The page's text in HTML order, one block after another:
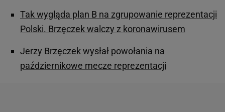
Tak wygląda plan B na zgrupowanie reprezentacji
Polski. Brzęczek walczy z koronawirusem
Jerzy Brzęczek wysłał powołania na
październikowe mecze reprezentacji